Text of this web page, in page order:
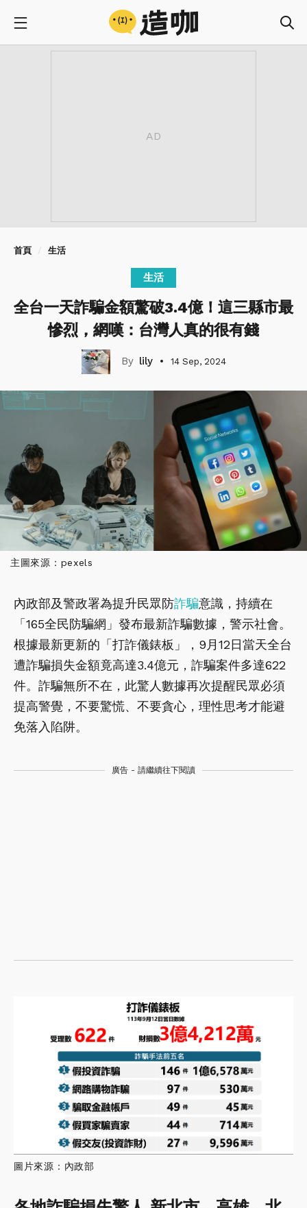
首頁 生活
生活
全台一天詐騙金額驚破3.4億！這三縣市最
慘烈，網嘆：台灣人真的很有錢
lily 14 Sep, 2024
主圖來源：pexels
內政部及警政署為提升民眾防詐騙意識，持續在
「165全民防騙網」發布最新詐騙數據，警示社會。
根據最新更新的「打詐儀錶板」，9月12日當天全台
遭詐騙損失金額竟高達3.4億元，詐騙案件多達622
件。詐騙無所不在，此驚人數據再次提醒民眾必須
提高警覺，不要驚慌、不要貪心，理性思考才能避
免落入陷阱。
廣告 - 請繼續往下閱讀
圖片來源：內政部